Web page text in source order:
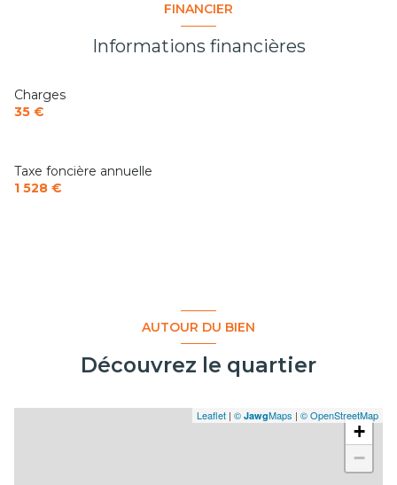
vue Jardin et copropriété
FINANCIER
Informations financières
Charges
35 €
Taxe foncière annuelle
1 528 €
AUTOUR DU BIEN
Découvrez le quartier
+
−
Leaflet | © JawgMaps | © OpenStreetMap